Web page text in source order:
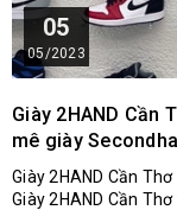
05
05/2023
Giày 2HAND Cần
mê giày
Giày 2HAND Cần
Giày 2HAND Cần